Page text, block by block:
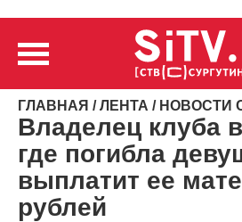
ГЛАВНАЯ /ЛЕНТА / НОВОСТИ
Владелец клуба
где погибла
выплатит ее
рублей